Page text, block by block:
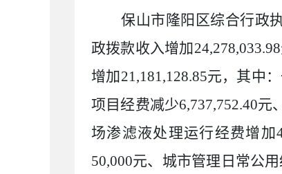
保山市隆阳区综合行政
政拨款收入增加24,278,033.98
增加21,181,128.85元，其中
项目经费减少6,737,752.40元
场渗滤液处理运行经费增加
50,000元、城市管理日常公